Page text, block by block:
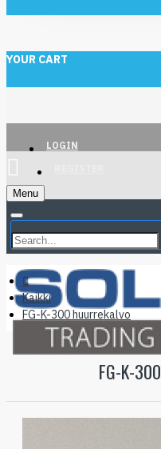
YOUR CART
LOGIN
Menu
Kaikki
FG-K-300 huurrekalvo
FG-K-